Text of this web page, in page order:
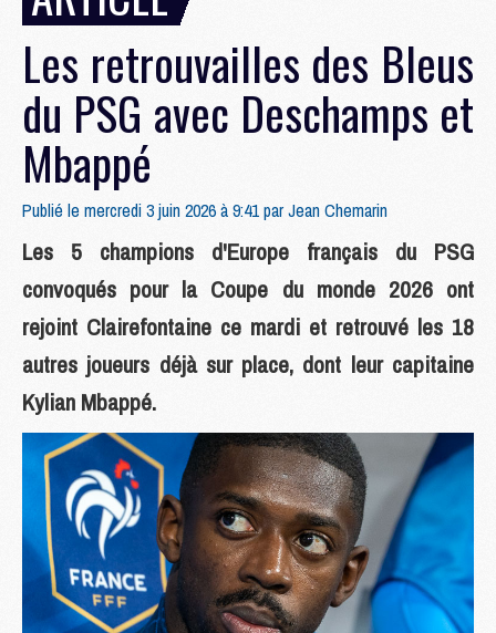
Les retrouvailles des Bleus
du PSG avec Deschamps et
Mbappé
Publié le mercredi 3 juin 2026 à 9:41 parJean Chemarin
Les 5 champions d'Europe français du PSG
convoqués pour la Coupe du monde 2026 ont
rejoint Clairefontaine ce mardi et retrouvé les 18
autres joueurs déjà sur place, dont leur capitaine
Kylian Mbappé.